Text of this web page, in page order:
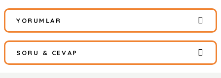
YORUMLAR
Bu ürüne ilk yorumu siz yapın!
SORU & CEVAP